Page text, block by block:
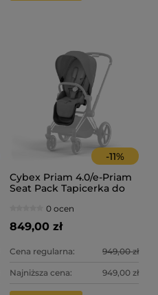
-11%
Cybex Priam 4.0/e-Priam
Seat Pack Tapicerka do
0 ocen
849,00 zł
Cena regularna: 949,00 zł
Najniższa cena: 949,00 zł